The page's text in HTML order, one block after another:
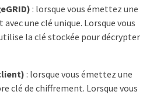
: lorsque vous émettez une
une clé unique. Lorsque vous
la clé stockée pour décrypter
: lorsque vous émettez une
clé de chiffrement. Lorsque vous